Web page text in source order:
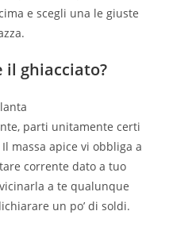
e scegli una le giuste
il ghiacciato?
parti unitamente certi
massa apice vi obbliga a
corrente dato a tuo
a te qualunque
un po’ di soldi.